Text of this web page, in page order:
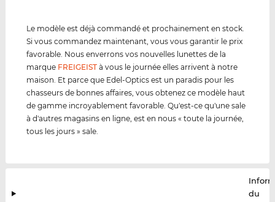
Le modèle est déjà commandé et prochainement en stock.
Si vous commandez maintenant, vous vous garantir le prix
favorable. Nous enverrons vos nouvelles lunettes de la
marque FREIGEIST à vous le journée elles arrivent à notre
maison. Et parce que Edel-Optics est un paradis pour les
chasseurs de bonnes affaires, vous obtenez ce modèle haut
de gamme incroyablement favorable. Qu'est-ce qu'une sale
à d'autres magasins en ligne, est en nous « toute la journée,
tous les jours » sale.
du